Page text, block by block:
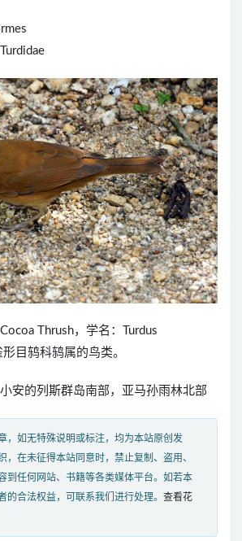
Thrush，学名：Turdus
目鸫科鸫属的鸟类。
安的列斯群岛南部，亚马孙雨林北部
，如无特殊说明或标注，均为本站原创发
，在未征得本站同意时，禁止复制、盗用、
到任何网站、书籍等各类媒体平台。如若本
的合法权益，可联系我们进行处理。 查看花